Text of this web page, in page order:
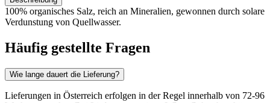
100% organisches Salz, reich an Mineralien, gewonnen durch solare
Verdunstung von Quellwasser.
Häufig gestellte Fragen
Wie lange dauert die Lieferung?
Lieferungen in Österreich erfolgen in der Regel innerhalb von 72-96